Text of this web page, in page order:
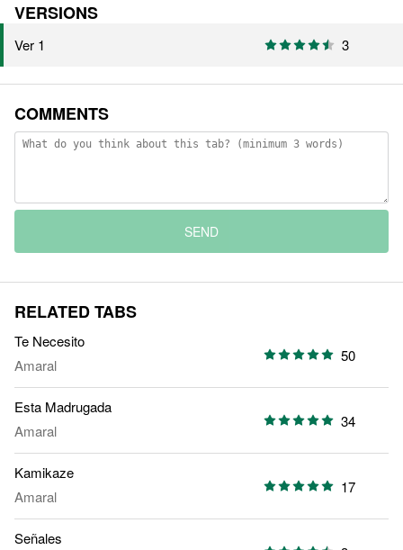
VERSIONS
Ver 1 3
COMMENTS
SEND
RELATED TABS
Te Necesito
Amaral
50
Esta Madrugada
Amaral
34
Kamikaze
Amaral
17
Señales